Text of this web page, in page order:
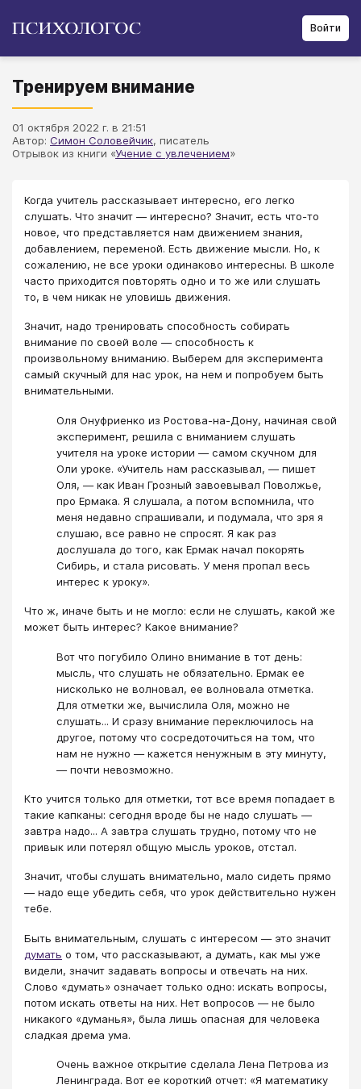
Войти
Тренируем внимание
01 октября 2022 г. в 21:51
Автор: Симон Соловейчик, писатель
Отрывок из книги «Учение с увлечением»
Когда учитель рассказывает интересно, его легко
слушать. Что значит — интересно? Значит, есть что-то
новое, что представляется нам движением знания,
добавлением, переменой. Есть движение мысли. Но, к
сожалению, не все уроки одинаково интересны. В школе
часто приходится повторять одно и то же или слушать
то, в чем никак не уловишь движения.
Значит, надо тренировать способность собирать
внимание по своей воле — способность к
произвольному вниманию. Выберем для эксперимента
самый скучный для нас урок, на нем и попробуем быть
внимательными.
Оля Онуфриенко из Ростова-на-Дону, начиная свой
эксперимент, решила с вниманием слушать
учителя на уроке истории — самом скучном для
Оли уроке. «Учитель нам рассказывал, — пишет
Оля, — как Иван Грозный завоевывал Поволжье,
про Ермака. Я слушала, а потом вспомнила, что
меня недавно спрашивали, и подумала, что зря я
слушаю, все равно не спросят. Я как раз
дослушала до того, как Ермак начал покорять
Сибирь, и стала рисовать. У меня пропал весь
интерес к уроку».
​​​​​​​Что ж, иначе быть и не могло: если не слушать, какой же
может быть интерес? Какое внимание?
Вот что погубило Олино внимание в тот день:
мысль, что слушать не обязательно. Ермак ее
нисколько не волновал, ее волновала отметка.
Для отметки же, вычислила Оля, можно не
слушать... И сразу внимание переключилось на
другое, потому что сосредоточиться на том, что
нам не нужно — кажется ненужным в эту минуту,
— почти невозможно.
Кто учится только для отметки, тот все время попадает в
такие капканы: сегодня вроде бы не надо слушать —
завтра надо... А завтра слушать трудно, потому что не
привык или потерял общую мысль уроков, отстал.
Значит, чтобы слушать внимательно, мало сидеть прямо
— надо еще убедить себя, что урок действительно нужен
тебе.
Быть внимательным, слушать с интересом — это значит
думать о том, что рассказывают, а думать, как мы уже
видели, значит задавать вопросы и отвечать на них.
Слово «думать» означает только одно: искать вопросы,
потом искать ответы на них. Нет вопросов — не было
никакого «думанья», была лишь опасная для человека
сладкая дрема ума.
Очень важное открытие сделала Лена Петрова из
Ленинграда. Вот ее короткий отчет: «Я математику